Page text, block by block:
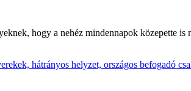
hogy a nehéz mindennapok közepette is